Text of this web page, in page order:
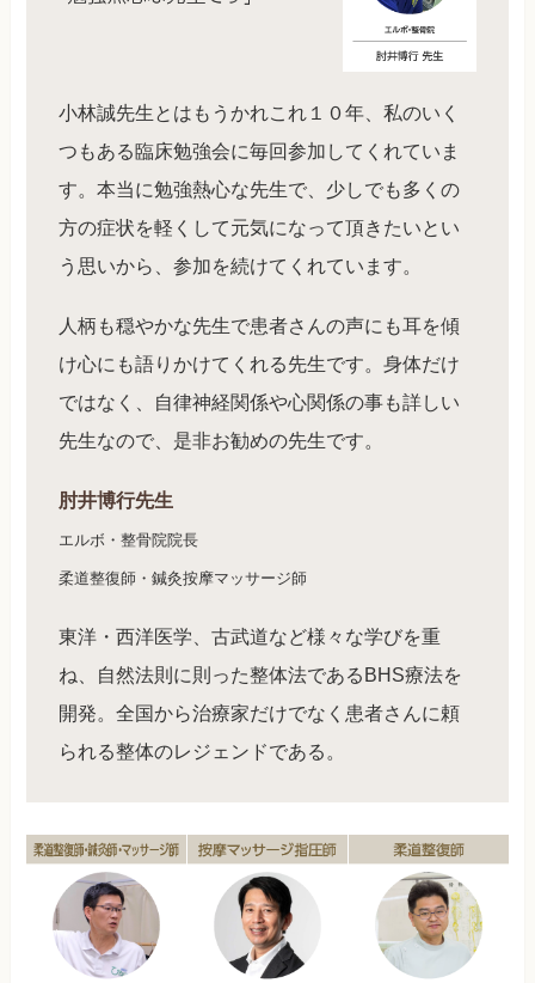
小林誠先生とはもうかれこれ１０年、私のいく
つもある臨床勉強会に毎回参加してくれていま
す。本当に勉強熱心な先生で、少しでも多くの
方の症状を軽くして元気になって頂きたいとい
う思いから、参加を続けてくれています。
人柄も穏やかな先生で患者さんの声にも耳を傾
け心にも語りかけてくれる先生です。身体だけ
ではなく、自律神経関係や心関係の事も詳しい
先生なので、是非お勧めの先生です。
肘井博行先生
エルボ・整骨院院長
柔道整復師・鍼灸按摩マッサージ師
東洋・西洋医学、古武道など様々な学びを重
ね、自然法則に則った整体法であるBHS療法を
開発。全国から治療家だけでなく患者さんに頼
られる整体のレジェンドである。